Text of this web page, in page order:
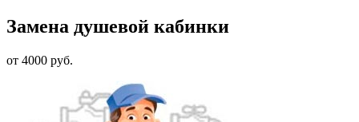
Замена душевой кабинки
от 4000 руб.